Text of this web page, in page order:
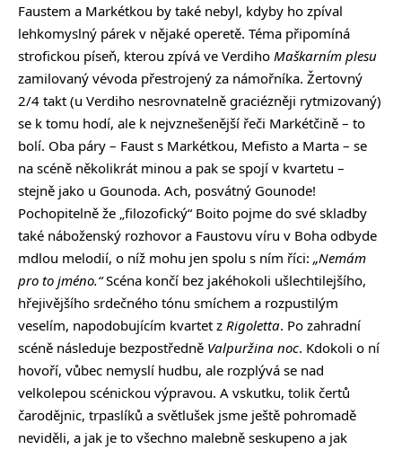
Faustem a Markétkou by také nebyl, kdyby ho zpíval
lehkomyslný párek v nějaké operetě. Téma připomíná
strofickou píseň, kterou zpívá ve Verdiho Maškarním plesu
zamilovaný vévoda přestrojený za námořníka. Žertovný
2/4 takt (u Verdiho nesrovnatelně graciézněji rytmizovaný)
se k tomu hodí, ale k nejvznešenější řeči Markétčině – to
bolí. Oba páry – Faust s Markétkou, Mefisto a Marta – se
na scéně několikrát minou a pak se spojí v kvartetu –
stejně jako u Gounoda. Ach, posvátný Gounode!
Pochopitelně že „filozofický“ Boito pojme do své skladby
také náboženský rozhovor a Faustovu víru v Boha odbyde
mdlou melodií, o níž mohu jen spolu s ním říci: „Nemám
pro to jméno.“Scéna končí bez jakéhokoli ušlechtilejšího,
hřejivějšího srdečného tónu smíchem a rozpustilým
veselím, napodobujícím kvartet z Rigoletta. Po zahradní
scéně následuje bezpostředně Valpuržina noc. Kdokoli o ní
hovoří, vůbec nemyslí hudbu, ale rozplývá se nad
velkolepou scénickou výpravou. A vskutku, tolik čertů
čarodějnic, trpaslíků a světlušek jsme ještě pohromadě
neviděli, a jak je to všechno malebně seskupeno a jak